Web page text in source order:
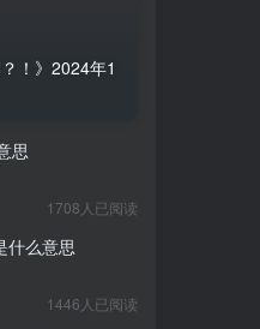
！》2024年1
思
1708人已阅读
什么意思
1446人已阅读